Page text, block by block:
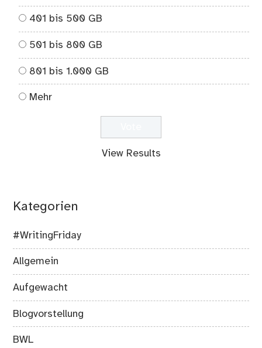
401 bis 500 GB
501 bis 800 GB
801 bis 1.000 GB
Mehr
View Results
Kategorien
#WritingFriday
Allgemein
Aufgewacht
Blogvorstellung
BWL